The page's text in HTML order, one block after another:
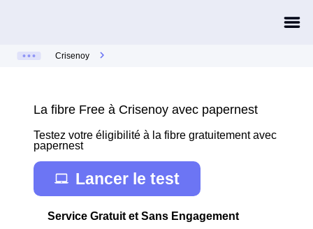
Crisenoy
La fibre Free à Crisenoy avec papernest
Testez votre éligibilité à la fibre gratuitement avec
papernest
Lancer le test
Service Gratuit et Sans Engagement